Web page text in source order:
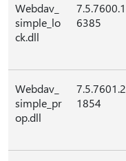
Webdav_
simple_lo
ck.dll
7.5.7600.1
6385
Webdav_
simple_pr
op.dll
7.5.7601.2
1854